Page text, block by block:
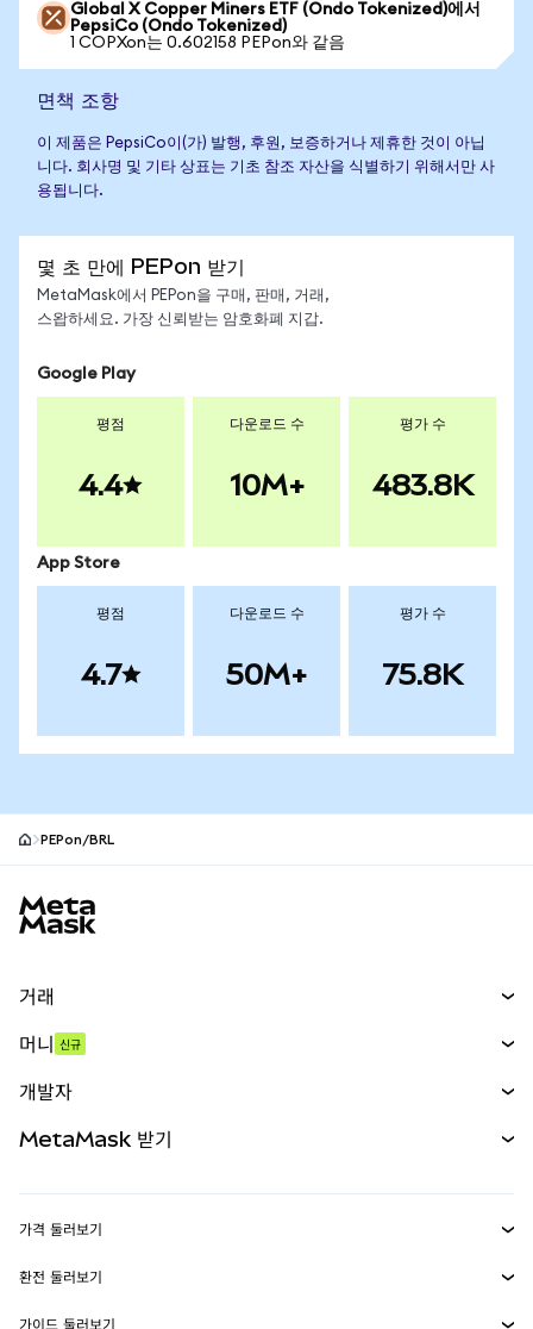
Global X Copper Miners ETF (Ondo Tokenized)에서
PepsiCo (Ondo Tokenized)
1 COPXon는 0.602158 PEPon와 같음
면책 조항
이 제품은 PepsiCo이(가) 발행, 후원, 보증하거나 제휴한 것이 아닙
니다. 회사명 및 기타 상표는 기초 참조 자산을 식별하기 위해서만 사
용됩니다.
몇 초 만에 PEPon 받기
MetaMask에서 PEPon을 구매, 판매, 거래,
스왑하세요. 가장 신뢰받는 암호화폐 지갑.
Google Play
평점
4.4
다운로드 수
10M+
평가 수
483.8K
App Store
평점
4.7
다운로드 수
50M+
평가 수
75.8K
PEPon/BRL
거래
무기한 선물
실물자산
머니 신규
개발자
MetaMask Connect
MetaMask 받기
가격 둘러보기
이더리움 가격
솔라나 가격
환전 둘러보기
가이드 둘러보기